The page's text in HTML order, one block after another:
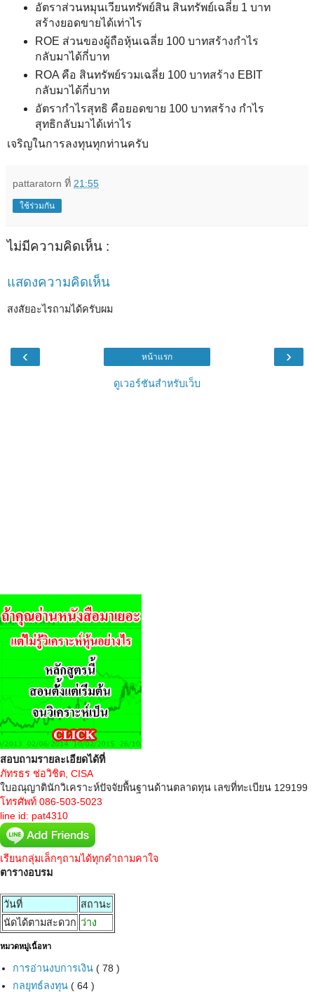
อัตราส่วนหมุนเวียนทรัพย์สิน สินทรัพย์เฉลี่ย 1 บาท
สร้างยอดขายได้เท่าไร
ROE ส่วนของผู้ถือหุ้นเฉลี่ย 100 บาทสร้างกำไร
กลับมาได้กี่บาท
ROA คือ สินทรัพย์รวมเฉลี่ย 100 บาทสร้าง EBIT
กลับมาได้กี่บาท
อัตรากำไรสุทธิ คือยอดขาย 100 บาทสร้าง กำไร
สุทธิกลับมาได้เท่าไร
เจริญในการลงทุนทุกท่านครับ
pattaratorn ที่ 21:55
ใช้ร่วมกัน
ไม่มีความคิดเห็น :
แสดงความคิดเห็น
สงสัยอะไรถามได้ครับผม
‹ ›
หน้าแรก
ดูเวอร์ชันสำหรับเว็บ
สอบถามรายละเอียดได้ที่
ภัทรธร ช่อวิชิต, CISA
ใบอณุญาตินักวิเคราะห์ปัจจัยพื้นฐานด้านตลาดทุน เลขที่ทะเบียน 129199
โทรศัพท์ 086-503-5023
line id: pat4310
เรียนกลุ่มเล็กๆถามได้ทุกคำถามคาใจ
ตารางอบรม
วันที่
สถานะ
นัดได้ตามสะดวก ว่าง
หมวดหมู่เนื้อหา
การอ่านงบการเงิน ( 78 )
กลยุทธ์ลงทุน ( 64 )